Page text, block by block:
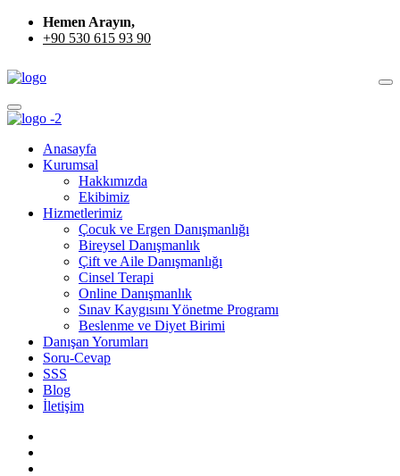
Hemen Arayın,
+90 530 615 93 90
Anasayfa
Kurumsal
Hakkımızda
Ekibimiz
Hizmetlerimiz
Çocuk ve Ergen Danışmanlığı
Bireysel Danışmanlık
Çift ve Aile Danışmanlığı
Cinsel Terapi
Online Danışmanlık
Sınav Kaygısını Yönetme Programı
Beslenme ve Diyet Birimi
Danışan Yorumları
Soru-Cevap
SSS
Blog
İletişim